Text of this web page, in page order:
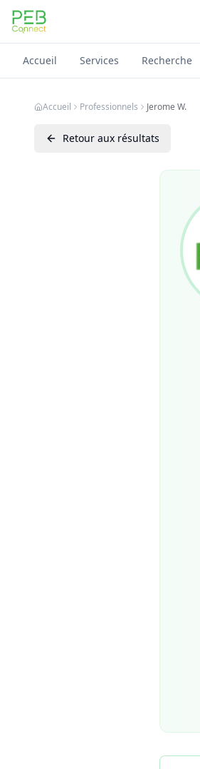
PEB Connect
Accueil Services Recherche
Accueil Professionnels Jerome W.
Retour aux résultats